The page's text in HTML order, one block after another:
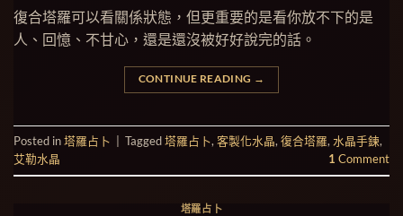
復合塔羅可以看關係狀態，但更重要的是看你放不下的是
人、回憶、不甘心，還是還沒被好好說完的話。
CONTINUE READING →
Posted in塔羅占卜 Tagged塔羅占卜,客製化水晶,復合塔羅,水晶手鍊,
艾勒水晶
1 Comment
塔羅占卜